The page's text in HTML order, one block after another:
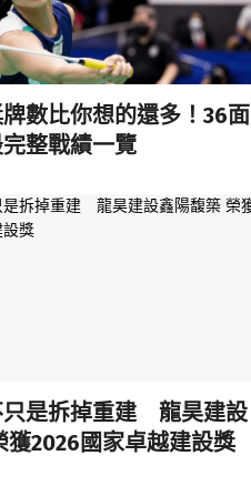
數比你想的還多！36面
整戰績一覽
只是拆掉重建 龍昊建設
獲2026國家卓越建設獎